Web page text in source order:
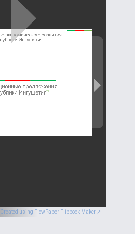
Created using FlowPaper Flipbook Maker ↗